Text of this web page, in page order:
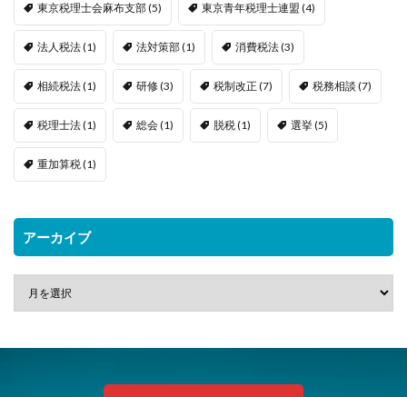
東京税理士会麻布支部(5) 東京青年税理士連盟 (4)
法人税法(1) 法対策部(1) 消費税法(3)
相続税法(1) 研修(3) 税制改正 (7) 税務相談 (7)
税理士法(1) 総会(1) 脱税(1) 選挙(5)
重加算税(1)
アーカイブ